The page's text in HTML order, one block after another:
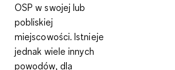
OSP w swojej lub
pobliskiej
miejscowości. Istnieje
jednak wiele innych
powodów, dla